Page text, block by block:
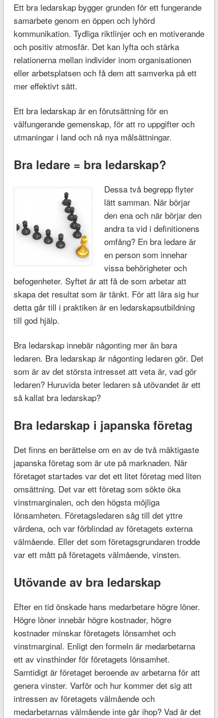
Ett bra ledarskap bygger grunden för ett fungerande
samarbete genom en öppen och lyhörd
kommunikation. Tydliga riktlinjer och en motiverande
och positiv atmosfär. Det kan lyfta och stärka
relationerna mellan individer inom organisationen
eller arbetsplatsen och få dem att samverka på ett
mer effektivt sätt.
Ett bra ledarskap är en förutsättning för en
välfungerande gemenskap, för att ro uppgifter och
utmaningar i land och nå nya målsättningar.
Bra ledare = bra ledarskap?
Dessa två begrepp flyter
lätt samman. När börjar
den ena och när börjar den
andra ta vid i definitionens
omfång? En bra ledare är
en person som innehar
vissa behörigheter och
befogenheter. Syftet är att få de som arbetar att
skapa det resultat som är tänkt. För att lära sig hur
detta går till i praktiken är en ledarskapsutbildning
till god hjälp.
Bra ledarskap innebär någonting mer än bara
ledaren. Bra ledarskap är någonting ledaren gör. Det
som är av det största intresset att veta är, vad gör
ledaren? Huruvida beter ledaren så utövandet är ett
så kallat bra ledarskap?
Bra ledarskap i japanska företag
Det finns en berättelse om en av de två mäktigaste
japanska företag som är ute på marknaden. När
företaget startades var det ett litet företag med liten
omsättning. Det var ett företag som sökte öka
vinstmarginalen, och den högsta möjliga
lönsamheten. Företagsledaren såg till det yttre
värdena, och var förblindad av företagets externa
välmående. Eller det som företagsgrundaren trodde
var ett mått på företagets välmående, vinsten.
Utövande av bra ledarskap
Efter en tid önskade hans medarbetare högre löner.
Högre löner innebär högre kostnader, högre
kostnader minskar företagets lönsamhet och
vinstmarginal. Enligt den formeln är medarbetarna
ett av vinsthinder för företagets lönsamhet.
Samtidigt är företaget beroende av arbetarna för att
genera vinster. Varför och hur kommer det sig att
intressen av företagets välmående och
medarbetarnas välmående inte går ihop? Vad är det